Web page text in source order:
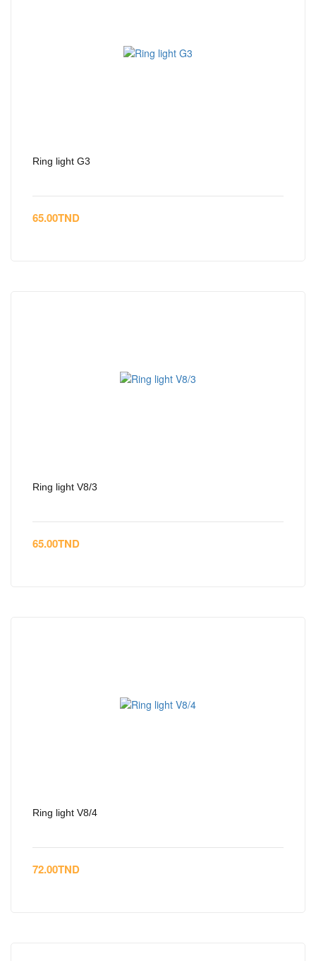
Ring light G3
65.00TND
Ring light V8/3
65.00TND
Ring light V8/4
72.00TND